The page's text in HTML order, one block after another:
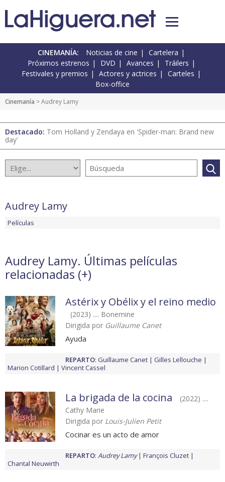
CINEMANÍA: Noticias de cine
Cartelera
Próximos estrenos
DVD Avances
Tráilers
Festivales y premios
Actores y actrices
Carteles
Box-office
Cinemanía > Audrey Lamy
Destacado: Tom Holland y Zendaya en 'Spider-man: Brand new
day'
Audrey Lamy
Películas
Audrey Lamy. Últimas películas
relacionadas (+)
Astérix y Obélix y el reino medio
(2023) .... Bonemine
Dirigida por Guillaume Canet
Ayuda
REPARTO: Guillaume Canet
Gilles Lellouche
Marion Cotillard
Vincent Cassel
La brigada de la cocina
(2022) ....
Cathy Marie
Dirigida por Louis-Julien Petit
Cocinar es un acto de amor
REPARTO: Audrey Lamy
François Cluzet
Chantal Neuwirth